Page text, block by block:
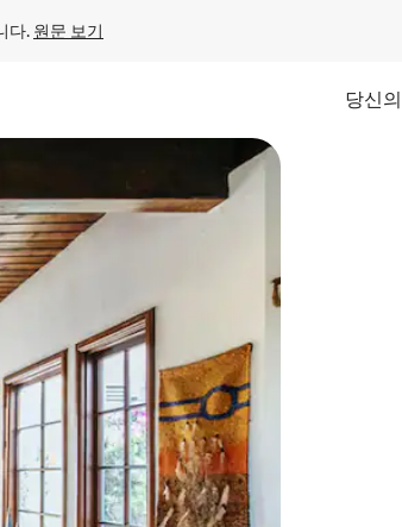
다. 원문 보기
당신